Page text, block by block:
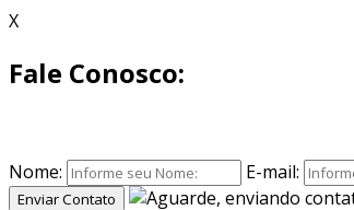
X
Fale Conosco:
Nome: E-mail:
Enviar Contato